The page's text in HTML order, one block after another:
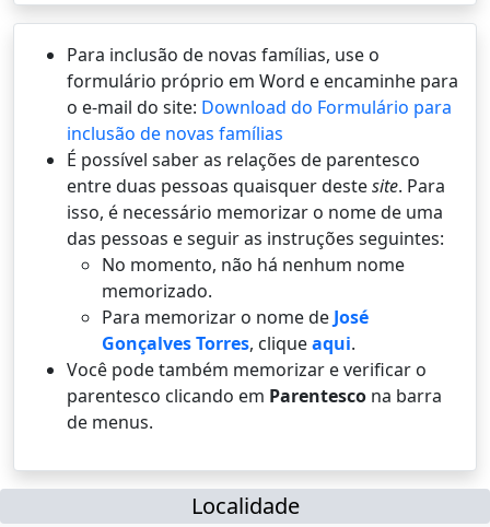
Para inclusão de novas famílias, use o
formulário próprio em Word e encaminhe para
o e-mail do site: Download do Formulário para
inclusão de novas famílias
É possí­vel saber as relações de parentesco
entre duas pessoas quaisquer destesite. Para
isso, é necessário memorizar o nome de uma
das pessoas e seguir as instruções seguintes:
No momento, não há nenhum nome
memorizado.
Para memorizar o nome de José
Gonçalves Torres, cliqueaqui.
Você pode também memorizar e verificar o
parentesco clicando em Parentesco na barra
de menus.
Localidade